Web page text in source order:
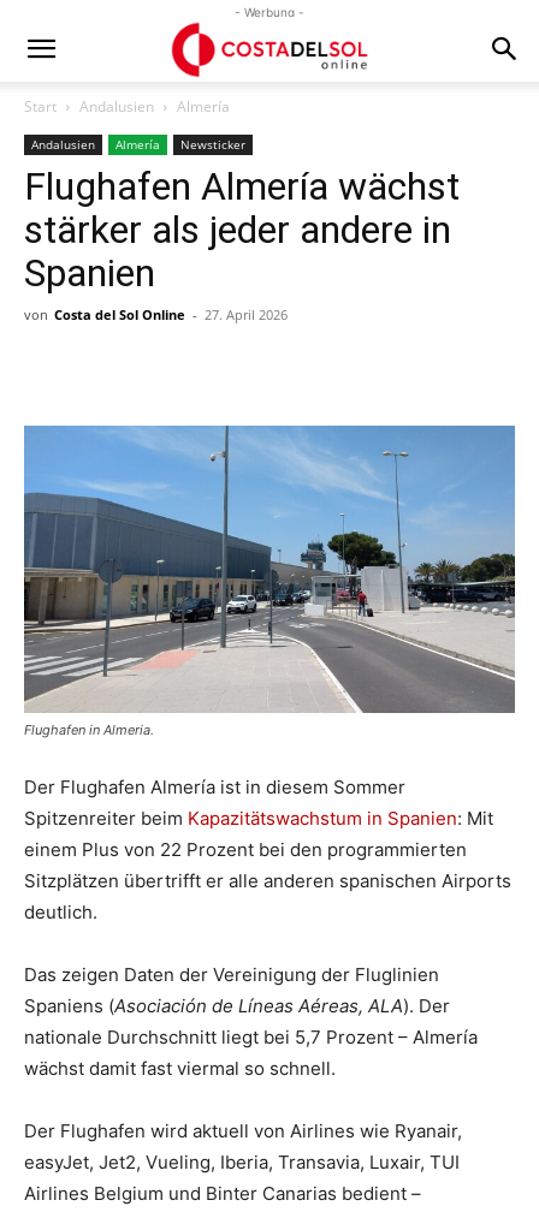
- Werbung -
Start Andalusien Almería
Andalusien Almería Newsticker
Flughafen Almería wächst
stärker als jeder andere in
Spanien
von Costa del Sol Online - 27. April 2026
Flughafen in Almeria.
Der Flughafen Almería ist in diesem Sommer
Spitzenreiter beim Kapazitätswachstum in Spanien: Mit
einem Plus von 22 Prozent bei den programmierten
Sitzplätzen übertrifft er alle anderen spanischen Airports
deutlich.
Das zeigen Daten der Vereinigung der Fluglinien
Spaniens (Asociación de Líneas Aéreas, ALA). Der
nationale Durchschnitt liegt bei 5,7 Prozent – Almería
wächst damit fast viermal so schnell.
Der Flughafen wird aktuell von Airlines wie Ryanair,
easyJet, Jet2, Vueling, Iberia, Transavia, Luxair, TUI
Airlines Belgium und Binter Canarias bedient –